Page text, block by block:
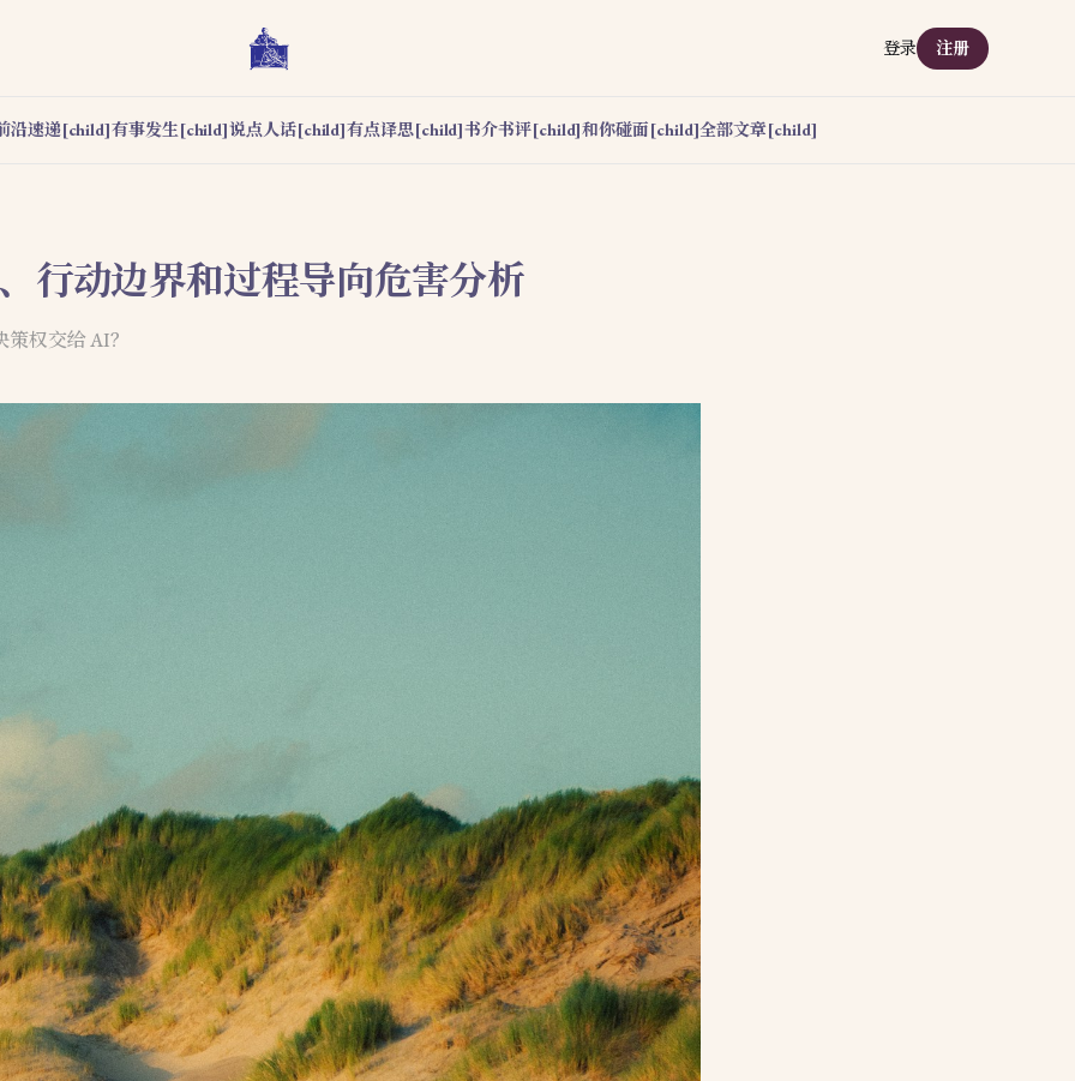
沿速递[child]有事发生[child]说点人话[child]有点译思[child]书介书评[child]和你碰面[child]全部文章[child]
登录 注册
行动边界和过程导向危害分析
权交给 AI？